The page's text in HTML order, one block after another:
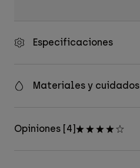
Especificaciones
Materiales y cuidados
Opiniones [4]